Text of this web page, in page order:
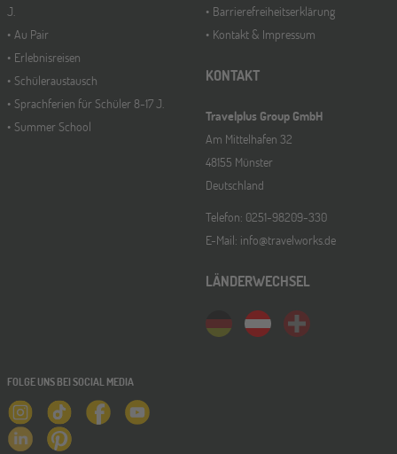
J.
Au Pair
Erlebnisreisen
Schüleraustausch
Sprachferien für Schüler 8-17 J.
Summer School
Barrierefreiheitserklärung
Kontakt & Impressum
KONTAKT
Travelplus Group GmbH
Am Mittelhafen 32
48155 Münster
Deutschland
Telefon: 0251-98209-330
E-Mail: info@travelworks.de
LÄNDERWECHSEL
FOLGE UNS BEI SOCIAL MEDIA